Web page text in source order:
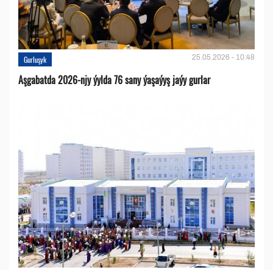
Gurluşyk 25.05.2026 - 10:48
Aşgabatda 2026-njy ýylda 76 sany ýaşaýyş jaýy gurlar